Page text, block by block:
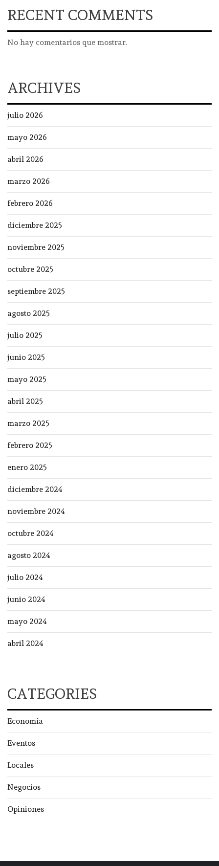
RECENT COMMENTS
No hay comentarios que mostrar.
ARCHIVES
julio 2026
mayo 2026
abril 2026
marzo 2026
febrero 2026
diciembre 2025
noviembre 2025
octubre 2025
septiembre 2025
agosto 2025
julio 2025
junio 2025
mayo 2025
abril 2025
marzo 2025
febrero 2025
enero 2025
diciembre 2024
noviembre 2024
octubre 2024
agosto 2024
julio 2024
junio 2024
mayo 2024
abril 2024
CATEGORIES
Economía
Eventos
Locales
Negocios
Opiniones